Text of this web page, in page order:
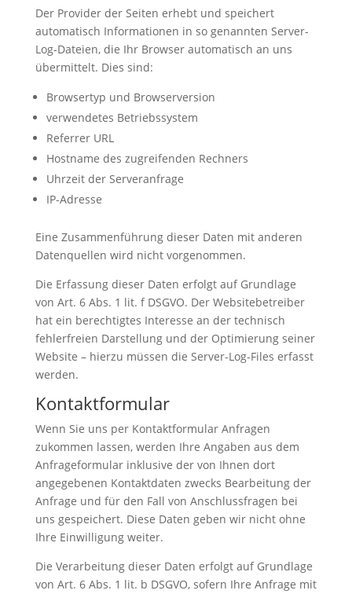
Der Provider der Seiten erhebt und speichert
automatisch Informationen in so genannten Server-
Log-Dateien, die Ihr Browser automatisch an uns
übermittelt. Dies sind:
Browsertyp und Browserversion
verwendetes Betriebssystem
Referrer URL
Hostname des zugreifenden Rechners
Uhrzeit der Serveranfrage
IP-Adresse
Eine Zusammenführung dieser Daten mit anderen
Datenquellen wird nicht vorgenommen.
Die Erfassung dieser Daten erfolgt auf Grundlage
von Art. 6 Abs. 1 lit. f DSGVO. Der Websitebetreiber
hat ein berechtigtes Interesse an der technisch
fehlerfreien Darstellung und der Optimierung seiner
Website – hierzu müssen die Server-Log-Files erfasst
werden.
Kontaktformular
Wenn Sie uns per Kontaktformular Anfragen
zukommen lassen, werden Ihre Angaben aus dem
Anfrageformular inklusive der von Ihnen dort
angegebenen Kontaktdaten zwecks Bearbeitung der
Anfrage und für den Fall von Anschlussfragen bei
uns gespeichert. Diese Daten geben wir nicht ohne
Ihre Einwilligung weiter.
Die Verarbeitung dieser Daten erfolgt auf Grundlage
von Art. 6 Abs. 1 lit. b DSGVO, sofern Ihre Anfrage mit